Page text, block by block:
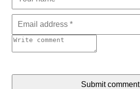
Submit comment